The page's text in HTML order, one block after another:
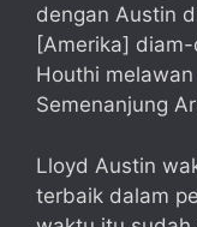
dengan Austin
[Amerika]
Houthi
Semenanjung
Lloyd Austin
terbaik dalam